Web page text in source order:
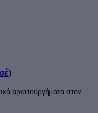
αριστουργήματα στον